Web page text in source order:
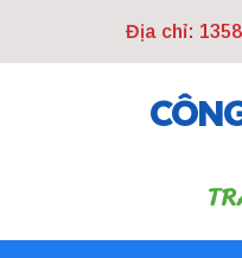
Địa chỉ: 1358/